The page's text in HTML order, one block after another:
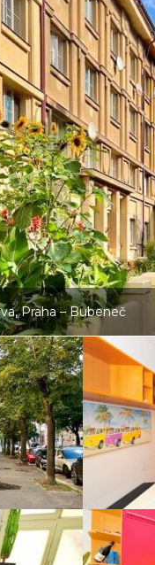
Praha – Bubeneč